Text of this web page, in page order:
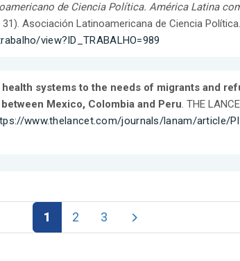
de Ciencia Política. América Latina
31). Asociación Latinoamericana de Ciencia
view?ID_TRABALHO=989
systems to the needs of migrants and
Mexico, Colombia and Peru. THE
www.thelancet.com/journals/lanam/article/
1 2 3